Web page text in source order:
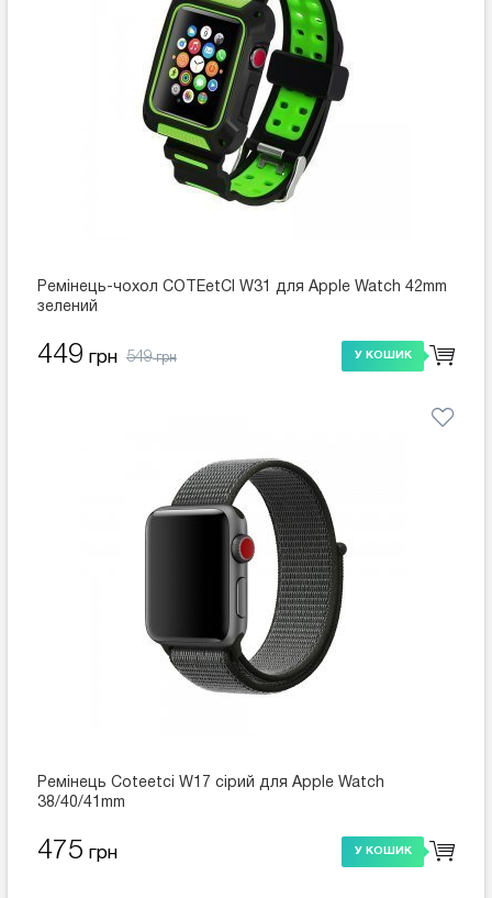
Ремінець-чохол COTEetCI W31 для Apple Watch 42mm
зелений
449 грн 549грн У КОШИК
Ремінець Coteetci W17 сірий для Apple Watch
38/40/41mm
475 грн У КОШИК